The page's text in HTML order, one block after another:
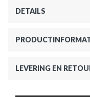
DETAILS
LEVERING EN